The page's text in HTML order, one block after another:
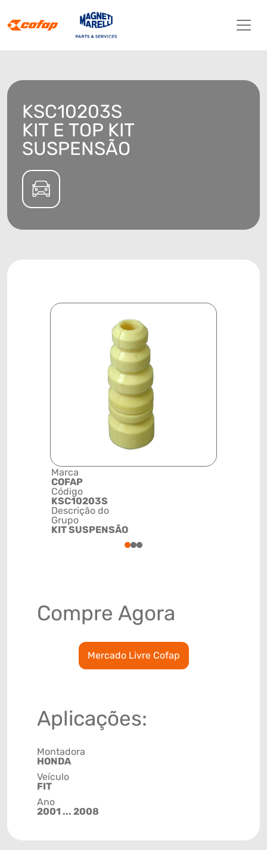
KSC10203S
KIT E TOP KIT
SUSPENSÃO
Marca
COFAP
Código
KSC10203S
Descrição do
Grupo
KIT SUSPENSÃO
123
Compre Agora
Mercado Livre Cofap
Aplicações:
Montadora
HONDA
Veículo
FIT
Ano
2001 ... 2008